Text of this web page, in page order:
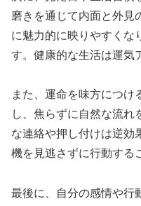
磨きを通じて内面と外見
に魅力的に映りやすくな
す。健康的な生活は運気
また、運命を味方につけ
し、焦らずに自然な流れ
な連絡や押し付けは逆効
機を見逃さずに行動する
最後に、自分の感情や行